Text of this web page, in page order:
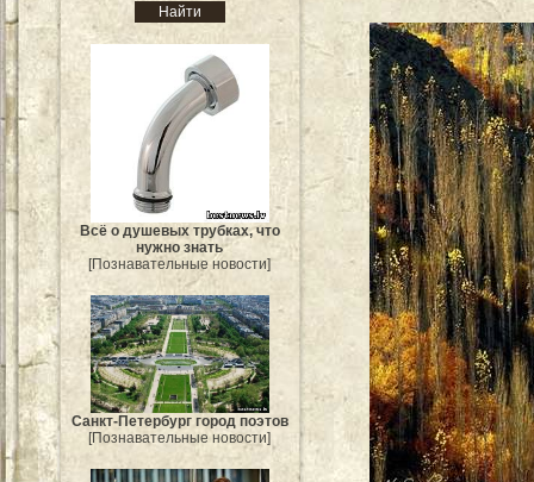
Всё о душевых трубках, что
нужно знать
[Познавательные новости]
Санкт-Петербург город поэтов
[Познавательные новости]